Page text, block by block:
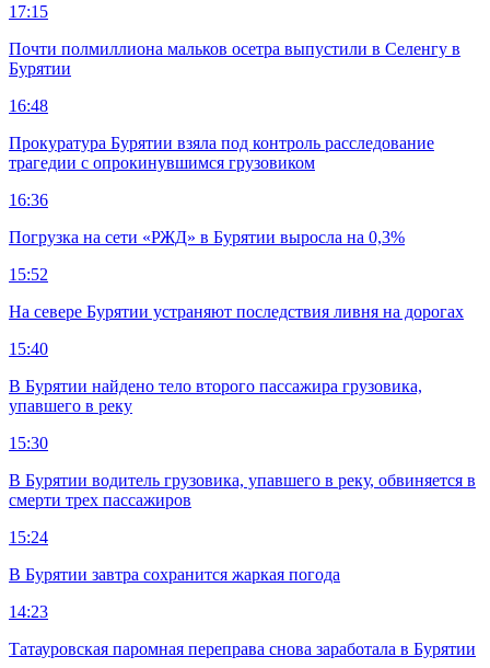
17:15
Почти полмиллиона мальков осетра выпустили в Селенгу в
Бурятии
16:48
Прокуратура Бурятии взяла под контроль расследование
трагедии с опрокинувшимся грузовиком
16:36
Погрузка на сети «РЖД» в Бурятии выросла на 0,3%
15:52
На севере Бурятии устраняют последствия ливня на дорогах
15:40
В Бурятии найдено тело второго пассажира грузовика,
упавшего в реку
15:30
В Бурятии водитель грузовика, упавшего в реку, обвиняется в
смерти трех пассажиров
15:24
В Бурятии завтра сохранится жаркая погода
14:23
Татауровская паромная переправа снова заработала в Бурятии